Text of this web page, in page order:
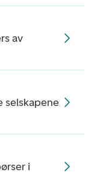
av
selskapene
i